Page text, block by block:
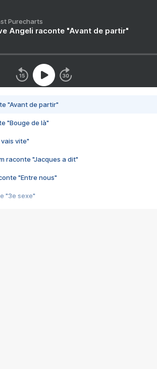
Purecharts
Angeli raconte "Avant de partir"
"Avant de partir"
"Bouge de là"
vais vite"
raconte "Jacques a dit"
"Entre nous"
"3e sexe"